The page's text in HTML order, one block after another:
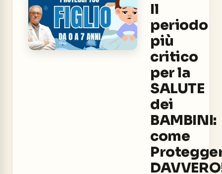
Il
periodo
più
critico
per la
SALUTE
dei
BAMBINI:
come